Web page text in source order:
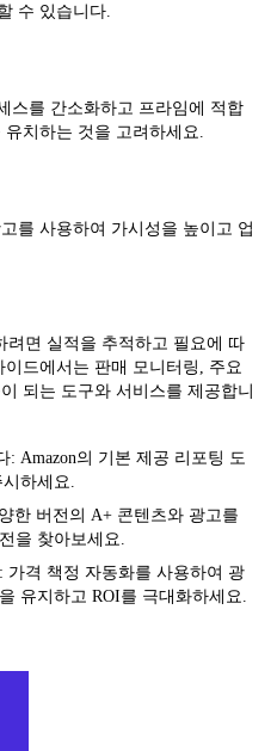
수 있습니다.
스를 간소화하고 프라임에 적합
치하는 것을 고려하세요.
를 사용하여 가시성을 높이고 업
려면 실적을 추적하고 필요에 따
드에서는 판매 모니터링, 주요
되는 도구와 서비스를 제공합니
: Amazon의 기본 제공 리포팅 도
하세요.
한 버전의 A+ 콘텐츠와 광고를
을 찾아보세요.
가격 책정 자동화를 사용하여 광
유지하고 ROI를 극대화하세요.